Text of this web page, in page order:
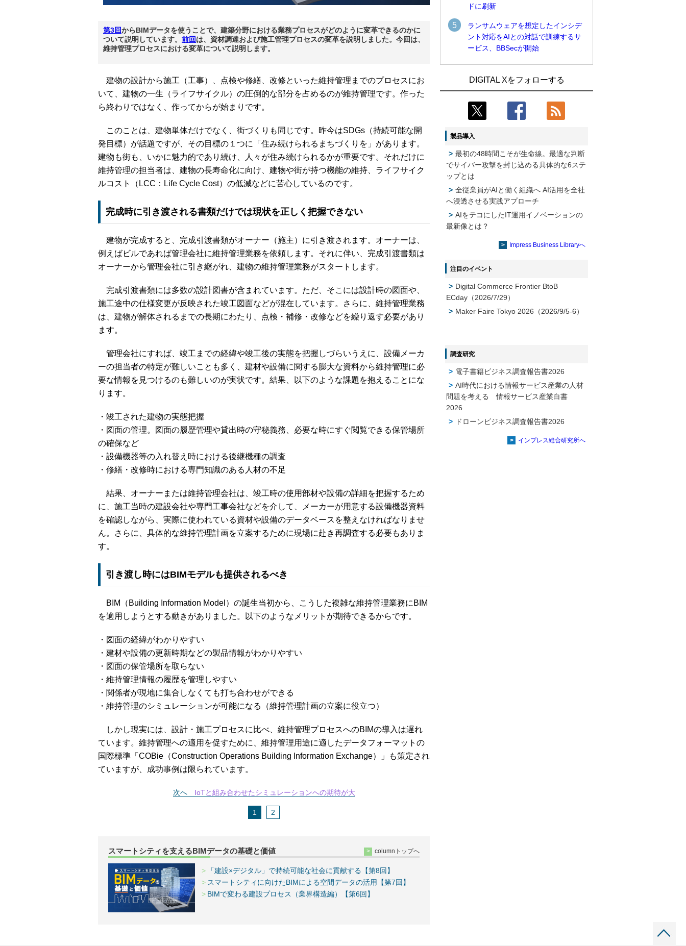
第3回からBIMデータを使うことで、建築分野における業務プロセスがどのように変革できるのかに
ついて説明しています。 前回は、資材調達および施工管理プロセスの変革を説明しました。今回は、
維持管理プロセスにおける変革について説明します。
建物の設計から施工（工事）、点検や修繕、改修といった維持管理までのプロセスにお
いて、建物の一生（ライフサイクル）の圧倒的な部分を占めるのが維持管理です。作った
ら終わりではなく、作ってからが始まりです。
このことは、建物単体だけでなく、街づくりも同じです。昨今はSDGs（持続可能な開
発目標）が話題ですが、その目標の１つに「住み続けられるまちづくりを」があります。
建物も街も、いかに魅力的であり続け、人々が住み続けられるかが重要です。それだけに
維持管理の担当者は、建物の長寿命化に向け、建物や街が持つ機能の維持、ライフサイク
ルコスト（LCC：Life Cycle Cost）の低減などに苦心しているのです。
完成時に引き渡される書類だけでは現状を正しく把握できない
建物が完成すると、完成引渡書類がオーナー（施主）に引き渡されます。オーナーは、
例えばビルであれば管理会社に維持管理業務を依頼します。それに伴い、完成引渡書類は
オーナーから管理会社に引き継がれ、建物の維持管理業務がスタートします。
完成引渡書類には多数の設計図書が含まれています。ただ、そこには設計時の図面や、
施工途中の仕様変更が反映された竣工図面などが混在しています。さらに、維持管理業務
は、建物が解体されるまでの長期にわたり、点検・補修・改修などを繰り返す必要があり
ます。
管理会社にすれば、竣工までの経緯や竣工後の実態を把握しづらいうえに、設備メーカ
ーの担当者の特定が難しいことも多く、建材や設備に関する膨大な資料から維持管理に必
要な情報を見つけるのも難しいのが実状です。結果、以下のような課題を抱えることにな
ります。
・竣工された建物の実態把握
・図面の管理。図面の履歴管理や貸出時の守秘義務、必要な時にすぐ閲覧できる保管場所
の確保など
・設備機器等の入れ替え時における後継機種の調査
・修繕・改修時における専門知識のある人材の不足
結果、オーナーまたは維持管理会社は、竣工時の使用部材や設備の詳細を把握するため
に、施工当時の建設会社や専門工事会社などを介して、メーカーが用意する設備機器資料
を確認しながら、実際に使われている資材や設備のデータベースを整えなければなりませ
ん。さらに、具体的な維持管理計画を立案するために現場に赴き再調査する必要もありま
す。
引き渡し時にはBIMモデルも提供されるべき
BIM（Building Information Model）の誕生当初から、こうした複雑な維持管理業務にBIM
を適用しようとする動きがありました。以下のようなメリットが期待できるからです。
・図面の経緯がわかりやすい
・建材や設備の更新時期などの製品情報がわかりやすい
・図面の保管場所を取らない
・維持管理情報の履歴を管理しやすい
・関係者が現地に集合しなくても打ち合わせができる
・維持管理のシミュレーションが可能になる（維持管理計画の立案に役立つ）
しかし現実には、設計・施工プロセスに比べ、維持管理プロセスへのBIMの導入は遅れ
ています。維持管理への適用を促すために、維持管理用途に適したデータフォーマットの
国際標準「COBie（Construction Operations Building Information Exchange）」も策定され
ていますが、成功事例は限られています。
次へ IoTと組み合わせたシミュレーションへの期待が大
1 2
スマートシティを支えるBIMデータの基礎と価値
「建設×デジタル」で持続可能な社会に貢献する【第8回】
スマートシティに向けたBIMによる空間データの活用【第7回】
BIMで変わる建設プロセス（業界構造編）【第6回】
columnトップへ
ドに刷新
5
ランサムウェアを想定したインシデ
ント対応をAIとの対話で訓練するサ
ービス、BBSecが開始
けたAIシステムを本格稼働
近大病院と中外製薬、治験参加者組み入
れに電子カルテとAI技術を使う抽出方法
3
歩行ロボット利用を検証
4
【COMPUTEX 2026：Arm編】チップ自
社製造で鍵を握る台湾サプライチェー
ン、英Armが連携を強調
製造業の現場の暗黙知を組織横断で活用
するためのナレッジ管理基盤、LIGHTzが
仮想化技術を使う統合基盤を本格稼働
鹿島建設、鋼管柱へのコンクリート充填
時の異常を検出するAIを遠隔監視システ
3
めているのか【第25回】
4
製造業の現場の暗黙知を組織横断で活用
するためのナレッジ管理基盤、LIGHTzが
提供
Umios、消費者起点の販売計画策定に向
けたAIシステムを本格稼働
DIGITAL Xをフォローする
製品導入
最初の48時間こそが生命線。最適な判断
でサイバー攻撃を封じ込める具体的な6ステ
ップとは
全従業員がAIと働く組織へ AI活用を全社
へ浸透させる実践アプローチ
AIをテコにしたIT運用イノベーションの
最新像とは？
Impress Business Libraryへ
注目のイベント
Digital Commerce Frontier BtoB
ECday（2026/7/29）
Maker Faire Tokyo 2026（2026/9/5-6）
調査研究
電子書籍ビジネス調査報告書2026
AI時代における情報サービス産業の⼈材
問題を考える 情報サービス産業⽩書
2026
ドローンビジネス調査報告書2026
インプレス総合研究所へ